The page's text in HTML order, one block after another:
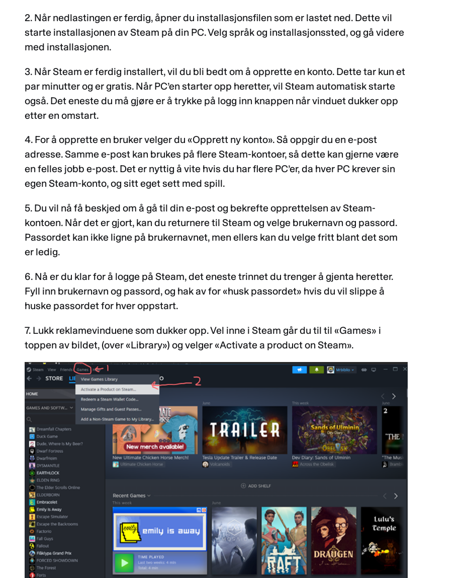
2. Når nedlastingen er ferdig, åpner du installasjonsfilen som er lastet ned. Dette vil
starte installasjonen av Steam på din PC. Velg språk og installasjonssted, og gå videre
med installasjonen.
3. Når Steam er ferdig installert, vil du bli bedt om å opprette en konto. Dette tar kun et
par minutter og er gratis. Når PC’en starter opp heretter, vil Steam automatisk starte
også. Det eneste du må gjøre er å trykke på logg inn knappen når vinduet dukker opp
etter en omstart.
4. For å opprette en bruker velger du «Opprett ny konto». Så oppgir du en e-post
adresse. Samme e-post kan brukes på flere Steam-kontoer, så dette kan gjerne være
en felles jobb e-post. Det er nyttig å vite hvis du har flere PC’er, da hver PC krever sin
egen Steam-konto, og sitt eget sett med spill.
5. Du vil nå få beskjed om å gå til din e-post og bekrefte opprettelsen av Steam-
kontoen. Når det er gjort, kan du returnere til Steam og velge brukernavn og passord.
Passordet kan ikke ligne på brukernavnet, men ellers kan du velge fritt blant det som
er ledig.
6. Nå er du klar for å logge på Steam, det eneste trinnet du trenger å gjenta heretter.
Fyll inn brukernavn og passord, og hak av for «husk passordet» hvis du vil slippe å
huske passordet for hver oppstart.
7. Lukk reklamevinduene som dukker opp. Vel inne i Steam går du til til «Games» i
toppen av bildet, (over «Library») og velger «Activate a product on Steam».